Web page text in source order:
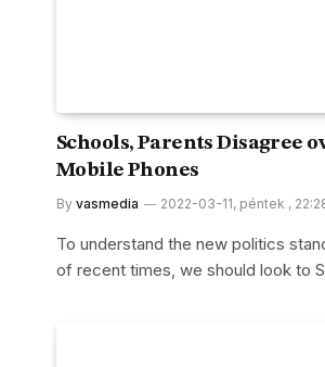
Schools, Parents Disagree
Mobile Phones
By vasmedia 2022-03-11, péntek ,
To understand the new politics
of recent times, we should look to